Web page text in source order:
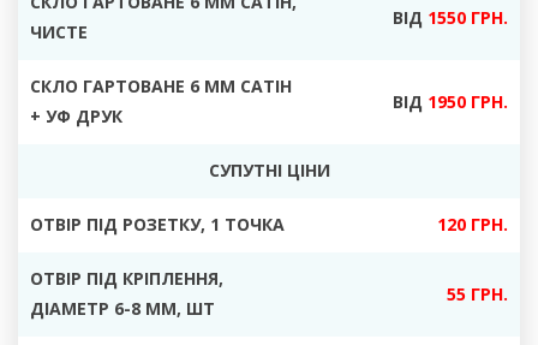
ЧИСТЕ
ВІД 1550 ГРН.
СКЛО ГАРТОВАНЕ 6 ММ САТІН
+ УФ ДРУК
ВІД 1950 ГРН.
СУПУТНІ ЦІНИ
ОТВІР ПІД РОЗЕТКУ, 1 ТОЧКА 120 ГРН.
ОТВІР ПІД КРІПЛЕННЯ,
ДІАМЕТР 6-8 ММ, ШТ
55 ГРН.